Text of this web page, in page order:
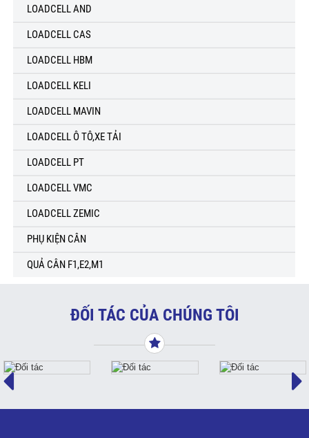
LOADCELL AND
LOADCELL CAS
LOADCELL HBM
LOADCELL KELI
LOADCELL MAVIN
LOADCELL Ô TÔ,XE TẢI
LOADCELL PT
LOADCELL VMC
LOADCELL ZEMIC
PHỤ KIỆN CÂN
QUẢ CÂN F1,E2,M1
ĐỐI TÁC CỦA CHÚNG TÔI